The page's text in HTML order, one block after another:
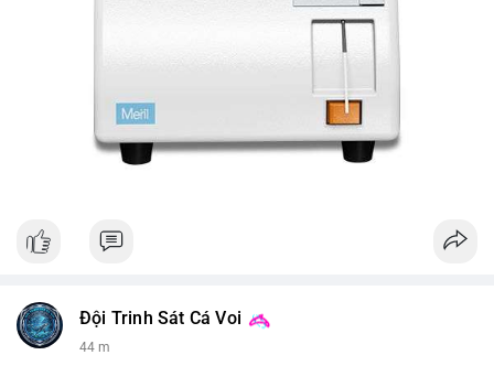
Đội Trinh Sát Cá Voi
44 m